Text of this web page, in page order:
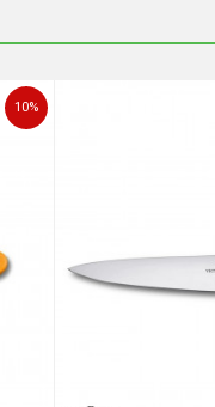
10%